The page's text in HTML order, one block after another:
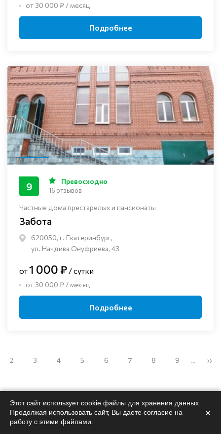
от 30 000 ₽ / месяц
Подробнее
Частные дома престарелых и пансионаты
Забота
620050, г. Екатеринбург,
ул. Начдива Онуфриева, 43
9 Превосходно
16 отзывов
от1 000 ₽ / сутки
от 30 000 ₽ / месяц
Подробнее
2 3 4 5 6 7 8 9 … ››
Поможемподобрать
Этот сайт использует cookie файлы для хранения данных.
Продолжая использовать сайт, Вы даете согласие на
работу с этими файлами.
×